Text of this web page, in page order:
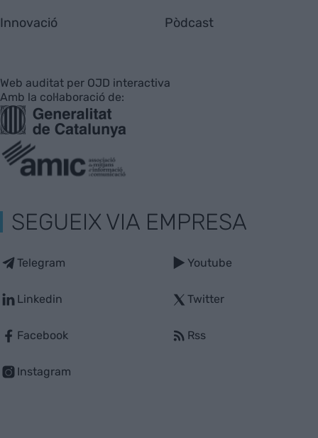
Innovació Pòdcast
Web auditat per OJD interactiva
Amb la col·laboració de:
SEGUEIX VIA EMPRESA
Telegram
Linkedin
Facebook
Instagram
Youtube
Twitter
Rss